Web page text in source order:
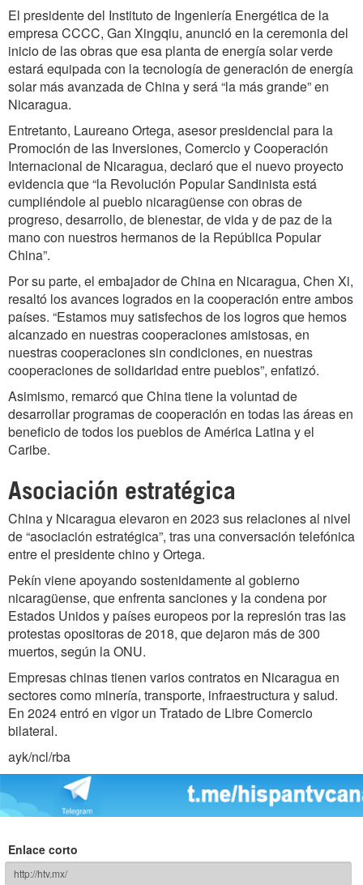
El presidente del Instituto de Ingeniería Energética de la
empresa CCCC, Gan Xingqiu, anunció en la ceremonia del
inicio de las obras que esa planta de energía solar verde
estará equipada con la tecnología de generación de energía
solar más avanzada de China y será “la más grande” en
Nicaragua.
Entretanto, Laureano Ortega, asesor presidencial para la
Promoción de las Inversiones, Comercio y Cooperación
Internacional de Nicaragua, declaró que el nuevo proyecto
evidencia que “la Revolución Popular Sandinista está
cumpliéndole al pueblo nicaragüense con obras de
progreso, desarrollo, de bienestar, de vida y de paz de la
mano con nuestros hermanos de la República Popular
China”.
Por su parte, el embajador de China en Nicaragua, Chen Xi,
resaltó los avances logrados en la cooperación entre ambos
países. “Estamos muy satisfechos de los logros que hemos
alcanzado en nuestras cooperaciones amistosas, en
nuestras cooperaciones sin condiciones, en nuestras
cooperaciones de solidaridad entre pueblos”, enfatizó.
Asimismo, remarcó que China tiene la voluntad de
desarrollar programas de cooperación en todas las áreas en
beneficio de todos los pueblos de América Latina y el
Caribe.
Asociación estratégica
China y Nicaragua elevaron en 2023 sus relaciones al nivel
de “asociación estratégica”, tras una conversación telefónica
entre el presidente chino y Ortega.
Pekín viene apoyando sostenidamente al gobierno
nicaragüense, que enfrenta sanciones y la condena por
Estados Unidos y países europeos por la represión tras las
protestas opositoras de 2018, que dejaron más de 300
muertos, según la ONU.
Empresas chinas tienen varios contratos en Nicaragua en
sectores como minería, transporte, infraestructura y salud.
En 2024 entró en vigor un Tratado de Libre Comercio
bilateral.
ayk/ncl/rba
Enlace corto